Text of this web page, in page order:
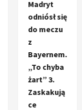
Madryt
odniósł się
do meczu
z
Bayernem.
„To chyba
żart” 3.
Zaskakują
ce